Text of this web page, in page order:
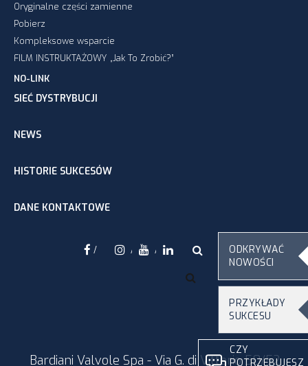
PRZYKŁADY
SUKCESU
ODKRYWAĆ
NOWOŚCI
Oryginalne części zamienne
Pobierz
Kompleksowe wsparcie
FILM INSTRUKTAŻOWY „Jak To Zrobić?”
NO-LINK
SIEĆ DYSTRYBUCJI
NEWS
HISTORIE SUKCESÓW
DANE KONTAKTOWE
Facebook
Linkedin
Bardiani Valvole Spa - Via G. di Vittorio 50/52
CZY
POTRZEBUJESZ